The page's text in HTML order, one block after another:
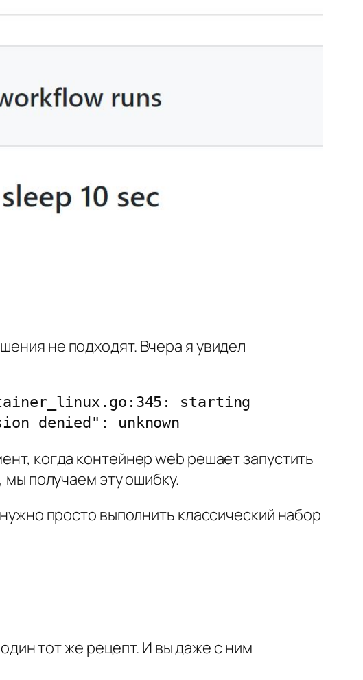
не подходят. Вчера я увидел
starting
denied": unknown
когда контейнер web решает запустить
получаем эту ошибку.
просто выполнить классический набор
тот же рецепт. И вы даже с ним